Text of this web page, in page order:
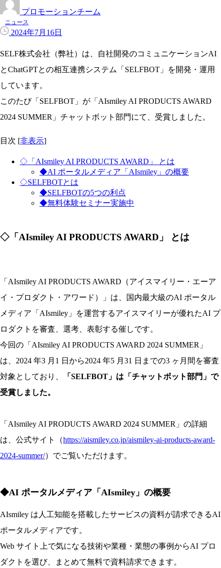
プロモーションチーム
ニュース
2024年7月16日
SELF株式会社（弊社）は、自社開発のコミュニケーションAI
とChatGPTとの相互連携システム「SELFBOT」を開発・運用
しています。
このたび「SELFBOT」が「AIsmiley AI PRODUCTS AWARD
2024 SUMMER」チャットボット部門にて、受賞しました。
目次 [非表示]
◇「AIsmiley AI PRODUCTS AWARD」 とは
◆AI ポータルメディア「AIsmiley」の概要
◇SELFBOTとは
◆SELFBOTの5つの利点
◆無料体験セミナー実施中
◇「AIsmiley AI PRODUCTS AWARD」 とは
「AIsmiley AI PRODUCTS AWARD（アイスマイリー・エーア
イ・プロダクト・アワード）」は、国内最大級のAI ポータル
メディア「AIsmiley」を運営するアイスマイリーが優れたAI プ
ロダクトを審査、選考、表彰する催しです。
今回の「AIsmiley AI PRODUCTS AWARD 2024 SUMMER」
は、2024 年3 月1 日から2024 年5 月31 日までの3 ヶ月間を審査
対象としており、
「SELFBOT」は「チャットボット部門」で
受賞しました。
「AIsmiley AI PRODUCTS AWARD 2024 SUMMER」の詳細
は、公式サイト（https://aismiley.co.jp/aismiley-ai-products-award-
2024-summer/）でご覧いただけます。
◆AI ポータルメディア「AIsmiley」の概要
AIsmiley は人工知能を搭載したサービスの資料が請求できるAI
ポータルメディアです。
Web サイト上で気になる技術や業種・業態の事例からAI プロ
ダクトを選び、まとめて無料で資料請求できます。